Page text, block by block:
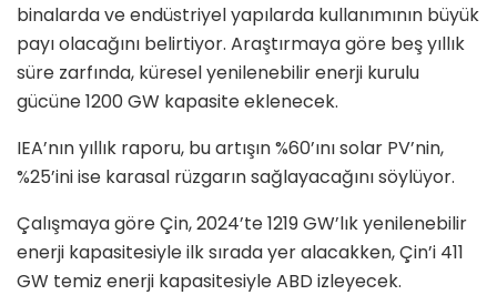
binalarda ve endüstriyel yapılarda kullanımının büyük
payı olacağını belirtiyor. Araştırmaya göre beş yıllık
süre zarfında, küresel yenilenebilir enerji kurulu
gücüne 1200 GW kapasite eklenecek.
IEA’nın yıllık raporu, bu artışın %60’ını solar PV’nin,
%25’ini ise karasal rüzgarın sağlayacağını söylüyor.
Çalışmaya göre Çin, 2024’te 1219 GW’lık yenilenebilir
enerji kapasitesiyle ilk sırada yer alacakken, Çin’i 411
GW temiz enerji kapasitesiyle ABD izleyecek.